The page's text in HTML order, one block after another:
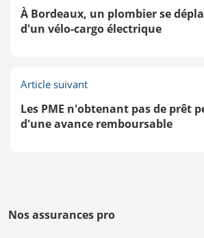
À Bordeaux, un plombier se
d'un vélo-cargo électrique
Article suivant
Les PME n'obtenant pas de prêt
d'une avance remboursable
Nos assurances pro